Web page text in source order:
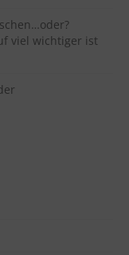
viel wichtiger ist